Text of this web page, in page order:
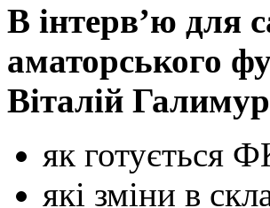
В інтерв’ю для
аматорського
Віталій
як готується
які зміни в